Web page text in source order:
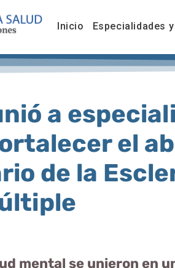
Inicio Especialidades
a
el
de la
mental se unieron en